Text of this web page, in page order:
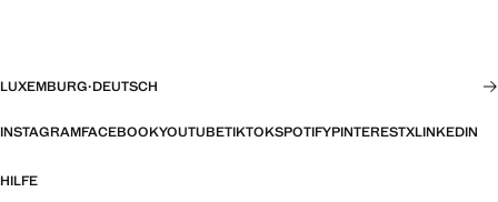
LUXEMBURG·DEUTSCH
INSTAGRAMFACEBOOKYOUTUBETIKTOKSPOTIFYPINTERESTXLINKEDIN
HILFE